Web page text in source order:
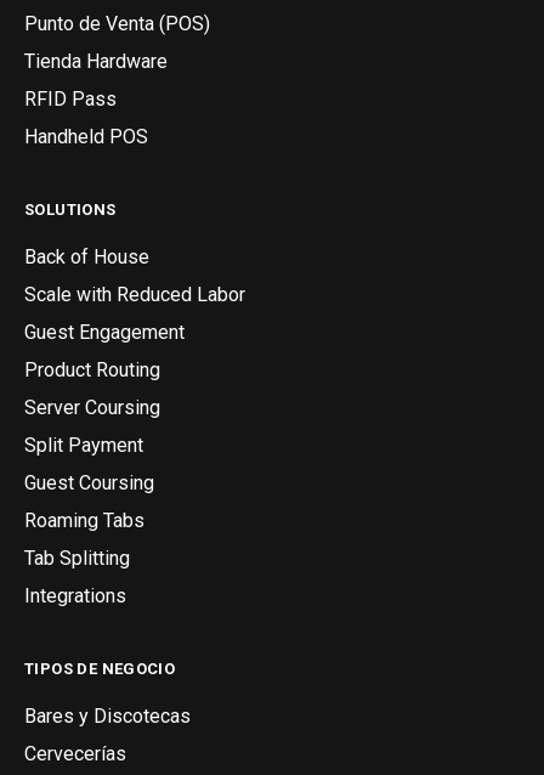
Punto de Venta (POS)
Tienda Hardware
RFID Pass
Handheld POS
SOLUTIONS
Back of House
Scale with Reduced Labor
Guest Engagement
Product Routing
Server Coursing
Split Payment
Guest Coursing
Roaming Tabs
Tab Splitting
Integrations
TIPOS DE NEGOCIO
Bares y Discotecas
Cervecerías